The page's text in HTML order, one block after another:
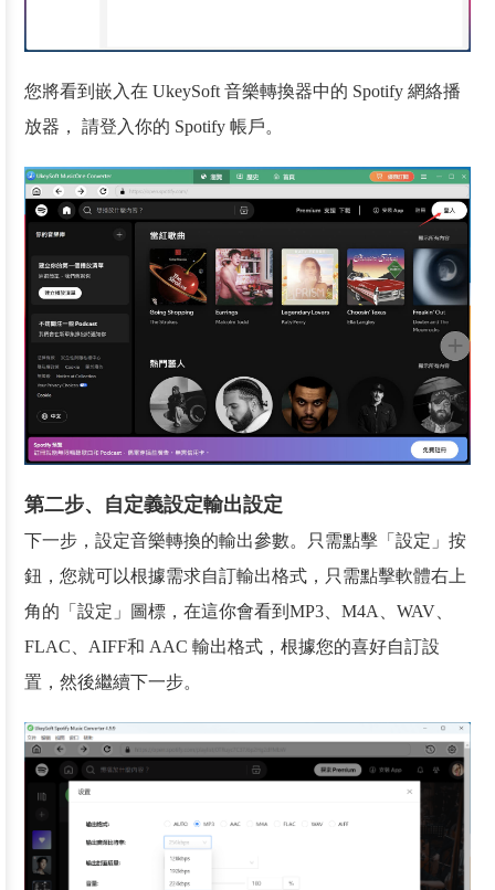
您將看到嵌入在 UkeySoft 音樂轉換器中的 Spotify 網絡播
放器， 請登入你的 Spotify 帳戶。
第二步、自定義設定輸出設定
下一步，設定音樂轉換的輸出參數。只需點擊「設定」按
鈕，您就可以根據需求自訂輸出格式，只需點擊軟體右上
角的「設定」圖標，在這你會看到MP3、M4A、WAV、
FLAC、AIFF和 AAC 輸出格式，根據您的喜好自訂設
置，然後繼續下一步。